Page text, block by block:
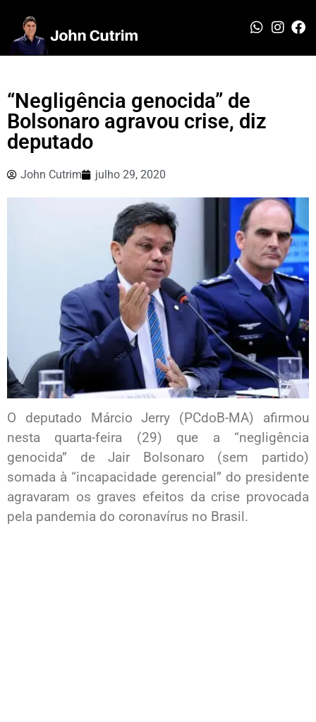
“Negligência genocida” de
Bolsonaro agravou crise, diz
deputado
John Cutrim julho 29, 2020
O deputado Márcio Jerry (PCdoB-MA) afirmou
nesta quarta-feira (29) que a “negligência
genocida” de Jair Bolsonaro (sem partido)
somada à “incapacidade gerencial” do presidente
agravaram os graves efeitos da crise provocada
pela pandemia do coronavírus no Brasil.